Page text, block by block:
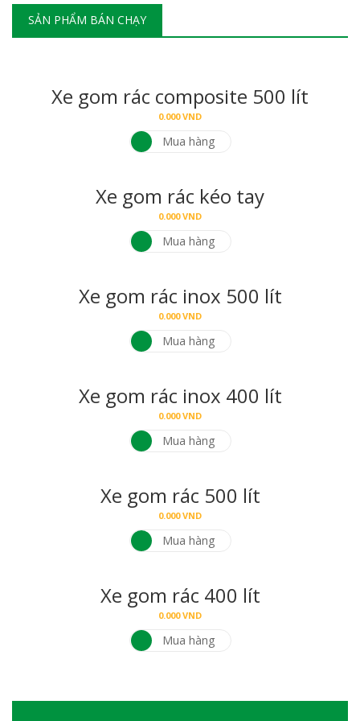
SẢN PHẨM BÁN CHẠY
Xe gom rác composite 500 lít
0.000VND
Mua hàng
Xe gom rác kéo tay
0.000VND
Mua hàng
Xe gom rác inox 500 lít
0.000VND
Mua hàng
Xe gom rác inox 400 lít
0.000VND
Mua hàng
Xe gom rác 500 lít
0.000VND
Mua hàng
Xe gom rác 400 lít
0.000VND
Mua hàng